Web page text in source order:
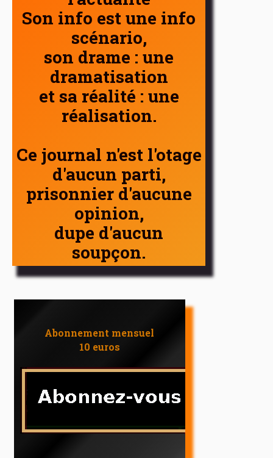
Son info est une info
scénario,
son drame : une
dramatisation
et sa réalité : une
réalisation.
Ce journal n'est l'otage
d'aucun parti,
prisonnier d'aucune
opinion,
dupe d'aucun
soupçon.
Abonnement mensuel
10 euros